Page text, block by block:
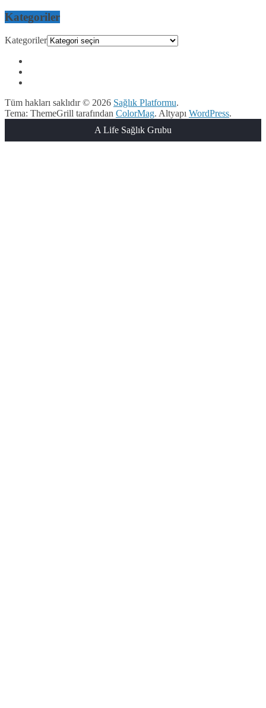
Kategoriler
Kategoriler
Tüm hakları saklıdır © 2026 Sağlık Platformu.
Tema: ThemeGrill tarafından ColorMag. Altyapı WordPress.
A Life Sağlık Grubu